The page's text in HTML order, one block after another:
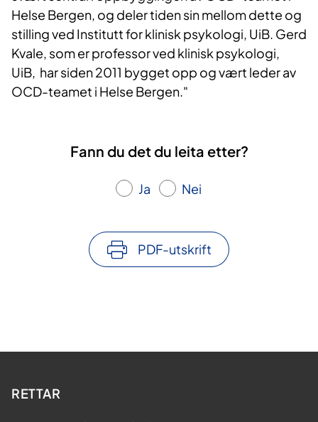
Helse Bergen, og deler tiden sin mellom dette og
stilling ved Institutt for klinisk psykologi, UiB. Gerd
Kvale, som er professor ved klinisk psykologi,
UiB, har siden 2011 bygget opp og vært leder av
OCD-teamet i Helse Bergen."
Fann du det du leita etter?
Ja Nei
PDF-utskrift
RETTAR